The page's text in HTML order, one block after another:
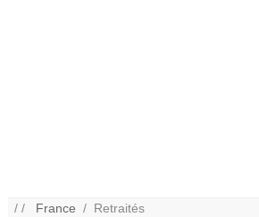
/ / France / Retraités